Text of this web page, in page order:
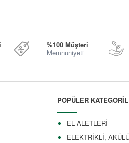
%100 Müşteri
Memnuniyeti
POPÜLER
EL ALETLERİ
ELEKTRİKLİ,